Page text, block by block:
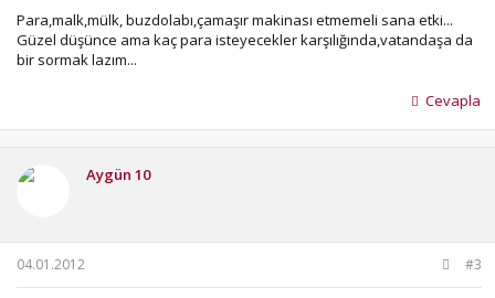
Para,malk,mülk, buzdolabı,çamaşır makinası etmemeli sana etki...
Güzel düşünce ama kaç para isteyecekler karşılığında,vatandaşa da
bir sormak lazım...
Cevapla
Aygün 10
04.01.2012 #3